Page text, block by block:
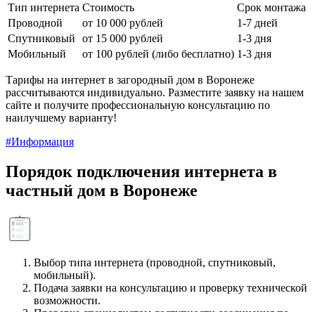
Тип интернета Стоимость
Срок монтажа
Проводной
от 10 000 рублей
1-7 дней
Спутниковый
от 15 000 рублей
1-3 дня
Мобильный
от 100 рублей (либо бесплатно) 1-3 дня
Тарифы на интернет в загородный дом в Воронеже
рассчитываются индивидуально. Разместите заявку на нашем
сайте и получите профессиональную консультацию по
наилучшему варианту!
#Информация
Порядок подключения интернета в
частный дом в Воронеже
Выбор типа интернета (проводной, спутниковый,
мобильный).
Подача заявки на консультацию и проверку технической
возможности.